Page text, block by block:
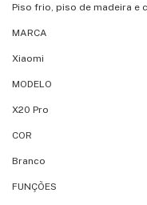
Piso frio, piso de madeira e
MARCA
Xiaomi
MODELO
X20 Pro
COR
Branco
FUNÇÕES